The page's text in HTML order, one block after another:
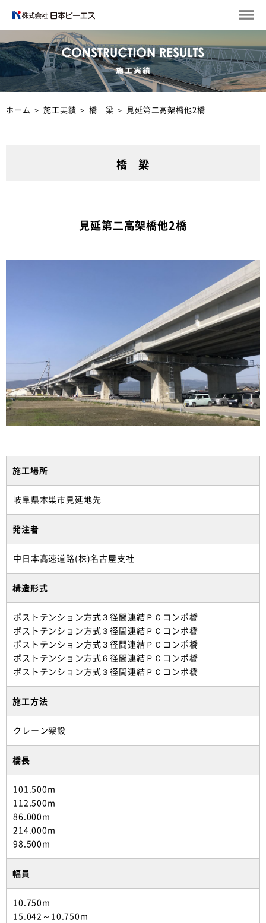
ホーム ＞施工実績 ＞ 橋 梁 ＞ 見延第二高架橋他2橋
橋 梁
見延第二高架橋他2橋
施工場所
岐阜県本巣市見延地先
発注者
中日本高速道路(株)名古屋支社
構造形式
ポストテンション方式３径間連結ＰＣコンポ橋
ポストテンション方式３径間連結ＰＣコンポ橋
ポストテンション方式３径間連結ＰＣコンポ橋
ポストテンション方式６径間連結ＰＣコンポ橋
ポストテンション方式３径間連結ＰＣコンポ橋
施工方法
クレーン架設
橋長
101.500m
112.500m
86.000m
214.000m
98.500m
幅員
10.750m
15.042～10.750m